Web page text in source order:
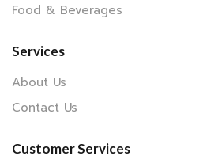
Food & Beverages
Services
About Us
Contact Us
Customer Services